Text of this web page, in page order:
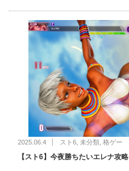
2025.06.4 スト6 未分類 格ゲー
【スト6】今夜勝ちたいエレナ攻略